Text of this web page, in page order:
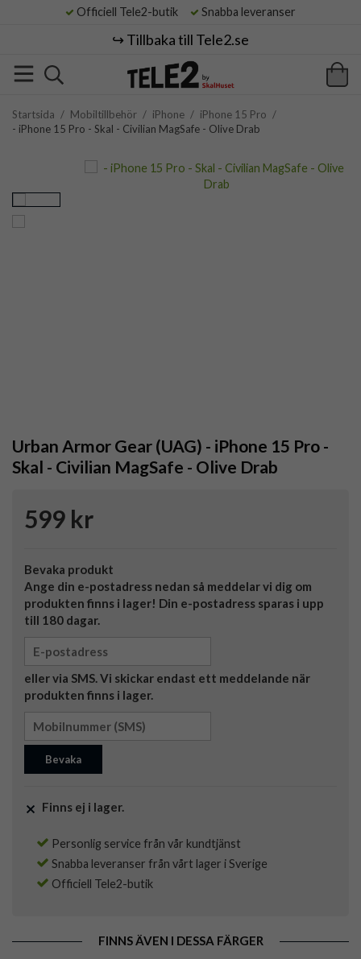
Officiell Tele2-butik Snabba leveranser
↪️ Tillbaka till Tele2.se
Startsida / Mobiltillbehör / iPhone / iPhone 15 Pro /
- iPhone 15 Pro - Skal - Civilian MagSafe - Olive Drab
Urban Armor Gear (UAG) - iPhone 15 Pro -
Skal - Civilian MagSafe - Olive Drab
599 kr
Bevaka produkt
Ange din e-postadress nedan så meddelar vi dig om
produkten finns i lager! Din e-postadress sparas i upp
till 180 dagar.
eller via SMS. Vi skickar endast ett meddelande när
produkten finns i lager.
Bevaka
Finns ej i lager.
Personlig service från vår kundtjänst
Snabba leveranser från vårt lager i Sverige
Officiell Tele2-butik
FINNS ÄVEN I DESSA FÄRGER